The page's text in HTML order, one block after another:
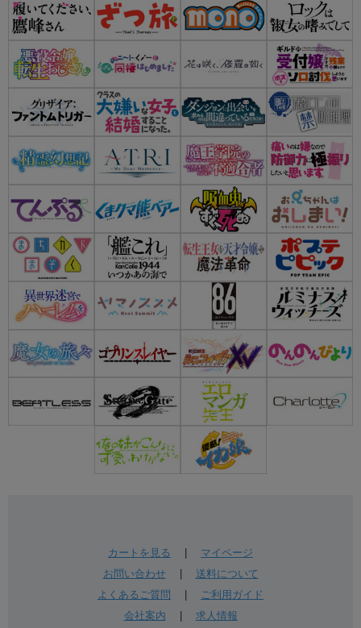
カートを見る
マイページ
お問い合わせ| 送料について
よくあるご質問
ご利用ガイド
会社案内
求人情報